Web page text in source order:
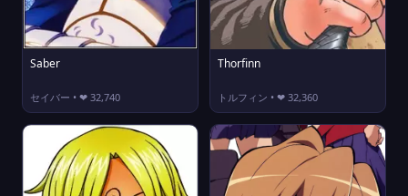
Saber
セイバー • ❤ 32,740
Thorfinn
トルフィン • ❤ 32,360